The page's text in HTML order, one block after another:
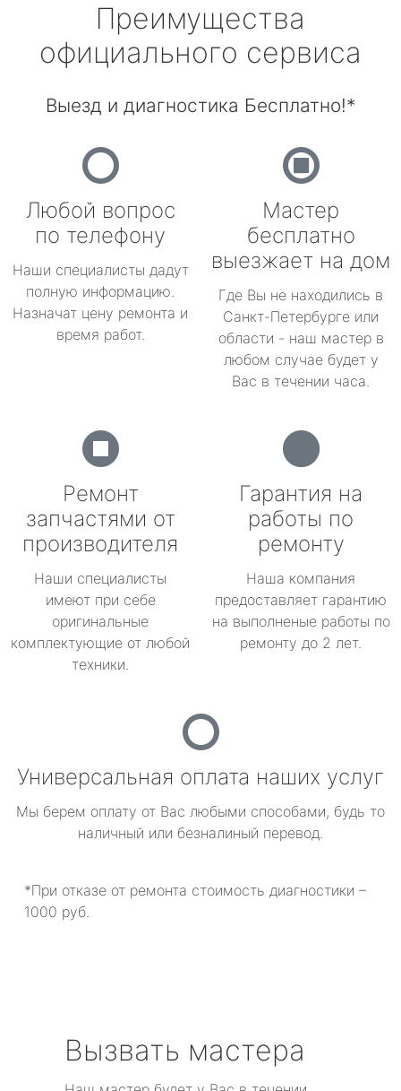
Преимущества
официального сервиса
Выезд и диагностика Бесплатно!*
Любой вопрос
по телефону
Наши специалисты дадут
полную информацию.
Назначат цену ремонта и
время работ.
Мастер
бесплатно
выезжает на дом
Где Вы не находились в
Санкт-Петербурге или
области - наш мастер в
любом случае будет у
Вас в течении часа.
Ремонт
запчастями от
производителя
Наши специалисты
имеют при себе
оригинальные
комплектующие от любой
техники.
Гарантия на
работы по
ремонту
Наша компания
предоставляет гарантию
на выполненые работы по
ремонту до 2 лет.
Универсальная оплата наших услуг
Мы берем оплату от Вас любыми способами, будь то
наличный или безналиный перевод.
*При отказе от ремонта стоимость диагностики –
1000 руб.
Вызвать мастера